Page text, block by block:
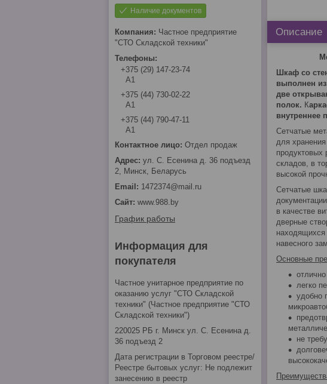
Описание
Шкаф со
выполнен
две
полок. К
внутреннее
Сетчатые
для
продуктовых
складов, в
высокой
Сетчатые
в качестве
дверные
навесного
Основные
легко
удобно
не
Наличие документов
Частное предприятие
"СТО Складской техники"
+375 (29) 147-23-74
А1
+375 (44) 730-02-22
А1
+375 (44) 790-47-11
А1
Отдел продаж
ул. С. Есенина д. 36 подъезд
2, Минск, Беларусь
1472374@mail.ru
www.988.by
График работы
Информация для
покупателя
Частное унитарное предприятие по
оказанию услуг "СТО Складской
техники" (Частное предприятие "СТО
Складской техники")
220025 РБ г. Минск ул. С. Есенина д.
36 подъезд 2
Дата регистрации в Торговом реестре/
Реестре бытовых услуг: Не подлежит
занесению в реестр